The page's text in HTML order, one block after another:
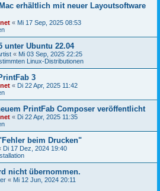
erhältlich mit neuer Layoutsoftware
« Mi 17 Sep, 2025 08:53
unter Ubuntu 22.04
« Mi 03 Sep, 2025 22:25
Linux-Distributionen
3
« Di 22 Apr, 2025 11:42
PrintFab Composer veröffentlicht
« Di 22 Apr, 2025 11:35
beim Drucken"
Di 17 Dez, 2024 19:40
nicht übernommen.
« Mi 12 Jun, 2024 20:11